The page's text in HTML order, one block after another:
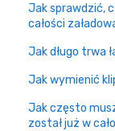
Jak sprawdzić,
całości
Jak długo trwa
Jak wymienić
Jak często
został już w